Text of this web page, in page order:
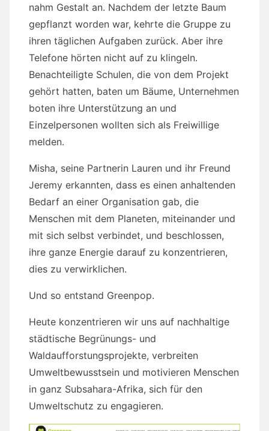
nahm Gestalt an. Nachdem der letzte Baum
gepflanzt worden war, kehrte die Gruppe zu
ihren täglichen Aufgaben zurück. Aber ihre
Telefone hörten nicht auf zu klingeln.
Benachteiligte Schulen, die von dem Projekt
gehört hatten, baten um Bäume, Unternehmen
boten ihre Unterstützung an und
Einzelpersonen wollten sich als Freiwillige
melden.
Misha, seine Partnerin Lauren und ihr Freund
Jeremy erkannten, dass es einen anhaltenden
Bedarf an einer Organisation gab, die
Menschen mit dem Planeten, miteinander und
mit sich selbst verbindet, und beschlossen,
ihre ganze Energie darauf zu konzentrieren,
dies zu verwirklichen.
Und so entstand Greenpop.
Heute konzentrieren wir uns auf nachhaltige
städtische Begrünungs- und
Waldaufforstungsprojekte, verbreiten
Umweltbewusstsein und motivieren Menschen
in ganz Subsahara-Afrika, sich für den
Umweltschutz zu engagieren.